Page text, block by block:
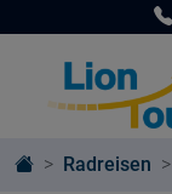
Radreisen